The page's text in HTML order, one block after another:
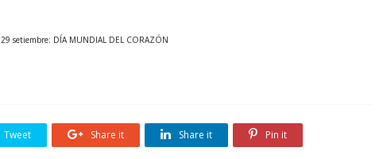
29 setiembre: DÍA MUNDIAL DEL CORAZÓN
Tweet Share it Share it Pin it